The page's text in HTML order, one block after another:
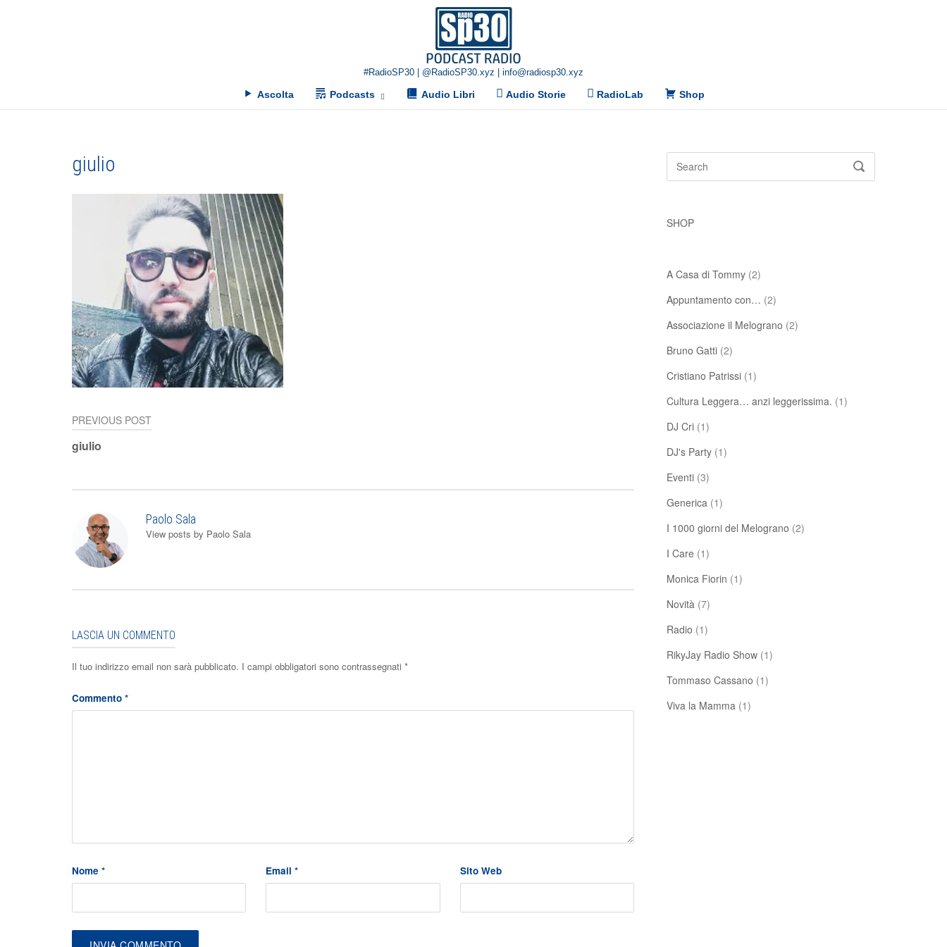
Home
#RadioSP30 | @RadioSP30.xyz | info@radiosp30.xyz
Ascolta Podcasts Audio Libri Audio Storie RadioLab Shop
giulio
Navigazione
PREVIOUS POST
giulio
Paolo Sala
View posts by Paolo Sala
LASCIA UN COMMENTO
Il tuo indirizzo email non sarà pubblicato. I campi obbligatori sono contrassegnati *
Commento *
Nome * Email* Sito Web
Search
SEARCH
SHOP
A Casa di Tommy(2)
Appuntamento con… (2)
Associazione il Melograno (2)
Bruno Gatti(2)
Cristiano Patrissi(1)
Cultura Leggera… anzi leggerissima. (1)
DJ Cri(1)
DJ's Party(1)
Eventi(3)
Generica(1)
I 1000 giorni del Melograno (2)
I Care (1)
Monica Fiorin (1)
Novità(7)
Radio (1)
RikyJay Radio Show(1)
Tommaso Cassano (1)
Viva la Mamma(1)